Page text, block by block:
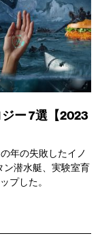
ジー7選【2023
年の失敗したイノ
ン潜水艇、実験室育
プした。